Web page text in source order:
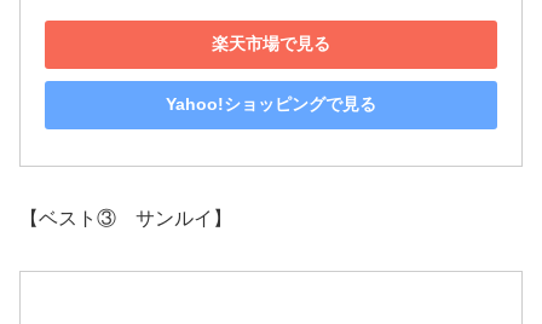
楽天市場で見る
Yahoo!ショッピングで見る
【ベスト③ サンルイ】